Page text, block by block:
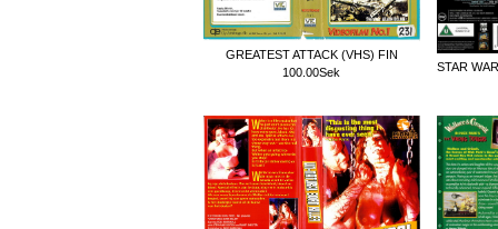
GREATEST ATTACK (VHS) FIN
100.00Sek
STAR